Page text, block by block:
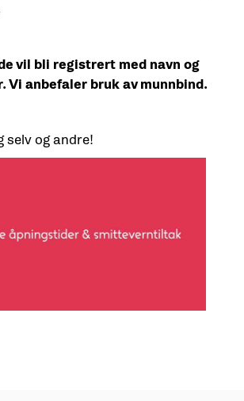
vil bli registrert med navn og
Vi anbefaler bruk av munnbind.
selv og andre!